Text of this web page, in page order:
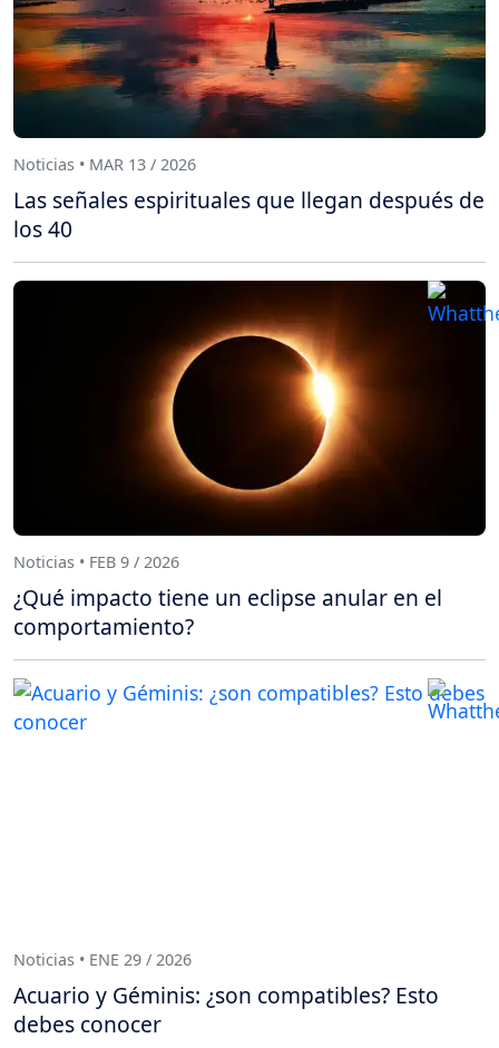
Noticias • MAR 13 / 2026
Las señales espirituales que llegan después de
los 40
Noticias • FEB 9 / 2026
¿Qué impacto tiene un eclipse anular en el
comportamiento?
Noticias • ENE 29 / 2026
Acuario y Géminis: ¿son compatibles? Esto
debes conocer